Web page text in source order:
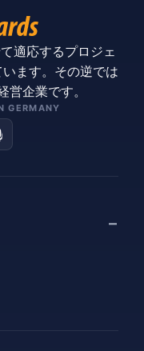
適応するプロジェ
ます。その逆では
営企業です。
GERMANY